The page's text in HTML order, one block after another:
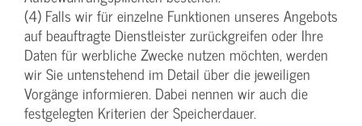
(4) Falls wir für einzelne Funktionen unseres Angebots
auf beauftragte Dienstleister zurückgreifen oder Ihre
Daten für werbliche Zwecke nutzen möchten, werden
wir Sie untenstehend im Detail über die jeweiligen
Vorgänge informieren. Dabei nennen wir auch die
festgelegten Kriterien der Speicherdauer.